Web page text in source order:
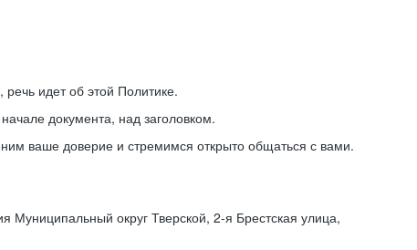
идет об этой Политике.
документа, над заголовком.
ваше доверие и стремимся открыто общаться с вами.
округ Тверской, 2-я Брестская улица,